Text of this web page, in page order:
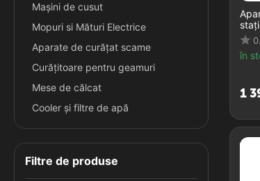
în
1
Maşini de cusut
Mopuri si Mături Electrice
Aparate de curăţat scame
Curăţitoare pentru geamuri
Mese de călcat
Cooler și filtre de apă
Filtre de produse